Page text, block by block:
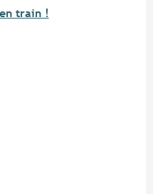
train !